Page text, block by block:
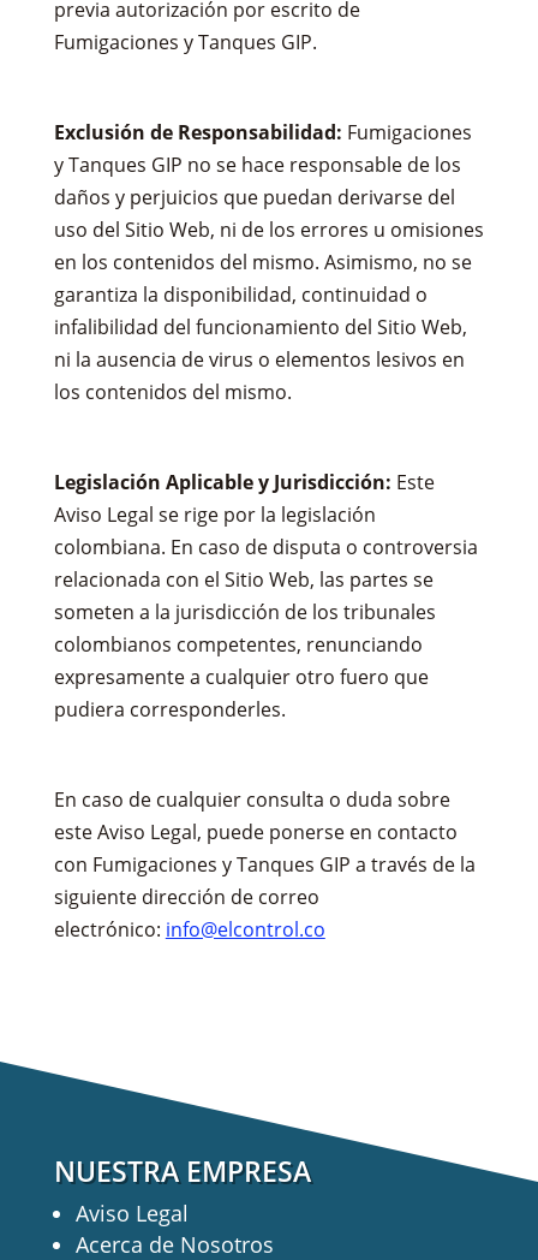
previa autorización por escrito de
Fumigaciones y Tanques GIP.
Exclusión de Responsabilidad: Fumigaciones
y Tanques GIP no se hace responsable de los
daños y perjuicios que puedan derivarse del
uso del Sitio Web, ni de los errores u omisiones
en los contenidos del mismo. Asimismo, no se
garantiza la disponibilidad, continuidad o
infalibilidad del funcionamiento del Sitio Web,
ni la ausencia de virus o elementos lesivos en
los contenidos del mismo.
Legislación Aplicable y Jurisdicción: Este
Aviso Legal se rige por la legislación
colombiana. En caso de disputa o controversia
relacionada con el Sitio Web, las partes se
someten a la jurisdicción de los tribunales
colombianos competentes, renunciando
expresamente a cualquier otro fuero que
pudiera corresponderles.
En caso de cualquier consulta o duda sobre
este Aviso Legal, puede ponerse en contacto
con Fumigaciones y Tanques GIP a través de la
siguiente dirección de correo
electrónico: info@elcontrol.co
NUESTRA EMPRESA
Aviso Legal
Acerca de Nosotros